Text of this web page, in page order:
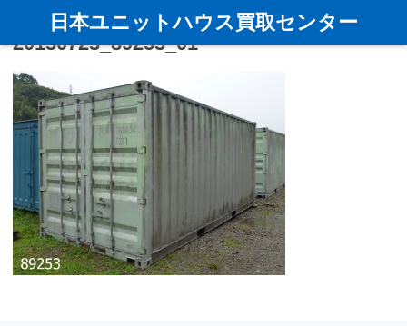
20130723_89253_01
日本ユニットハウス買取センター